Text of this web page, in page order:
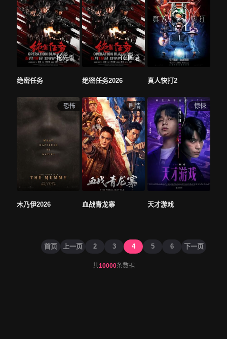
抢先版
绝密任务
TC国语
绝密任务2026 真人快打2
恐怖
木乃伊2026
剧情
血战青龙寨
惊悚
天才游戏
共10000条数据
首页 上一页 2 3 4 5 6 下一页